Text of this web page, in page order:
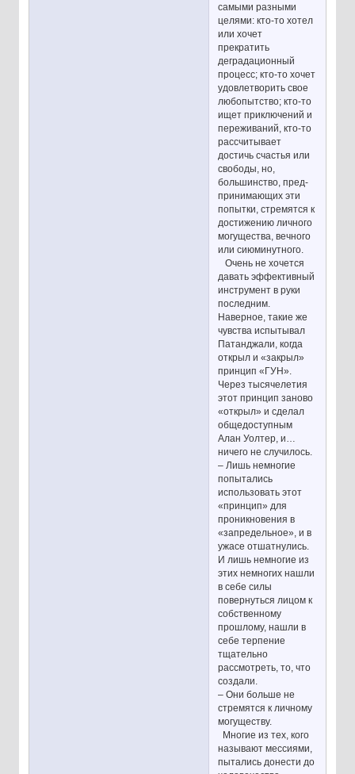
самыми разными
целями: кто-то хотел
или хочет
прекратить
деградационный
процесс; кто-то хочет
удовлетворить свое
любопытство; кто-то
ищет приключений и
переживаний, кто-то
рассчитывает
достичь счастья или
свободы, но,
большинство, пред-
принимающих эти
попытки, стремятся к
достижению личного
могущества, вечного
или сиюминутного.
Очень не хочется
давать эффективный
инструмент в руки
последним.
Наверное, такие же
чувства испытывал
Патанджали, когда
открыл и «закрыл»
принцип «ГУН».
Через тысячелетия
этот принцип заново
«открыл» и сделал
общедоступным
Алан Уолтер, и…
ничего не случилось.
– Лишь немногие
попытались
использовать этот
«принцип» для
проникновения в
«запредельное», и в
ужасе отшатнулись.
И лишь немногие из
этих немногих нашли
в себе силы
повернуться лицом к
собственному
прошлому, нашли в
себе терпение
тщательно
рассмотреть, то, что
создали.
– Они больше не
стремятся к личному
могуществу.
Многие из тех, кого
называют мессиями,
пытались донести до